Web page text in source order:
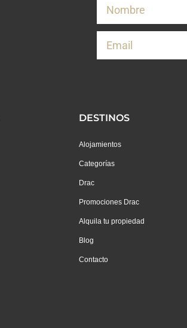
DESTINOS
Alojamientos
Categorías
Drac
Promociones Drac
Alquila tu propiedad
Blog
Contacto